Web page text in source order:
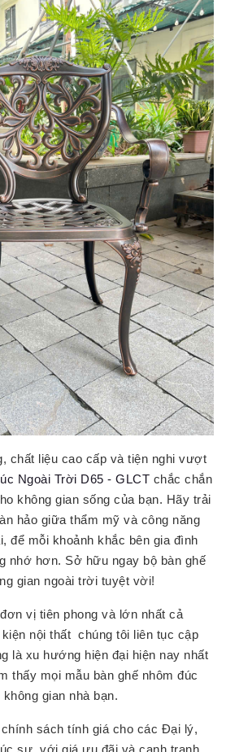
chất liệu cao cấp và tiện nghi vượt
Ngoài Trời D65 - GLCT chắc chắn
không gian sống của bạn. Hãy trải
hảo giữa thẩm mỹ và công năng
để mỗi khoảnh khắc bên gia đình
nhớ hơn. Sở hữu ngay bộ bàn ghế
gian ngoài trời tuyệt vời!
vị tiên phong và lớn nhất cả
nội thất chúng tôi liên tục cập
là xu hướng hiện đại hiện nay nhất
thấy mọi mẫu bàn ghế nhôm đúc
gian nhà bạn.
sách tính giá cho các Đại lý,
sư, với giá ưu đãi và cạnh tranh